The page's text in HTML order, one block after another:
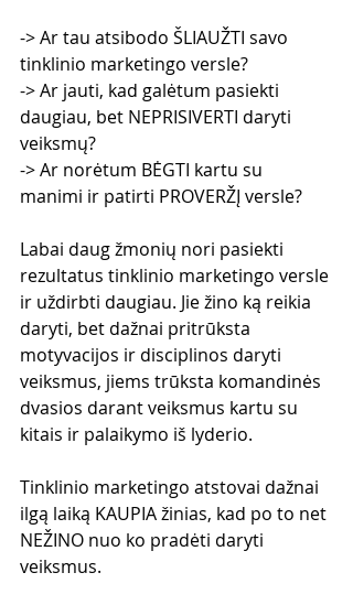
-> Ar tau atsibodo ŠLIAUŽTI savo
tinklinio marketingo versle?
-> Ar jauti, kad galėtum pasiekti
daugiau, bet NEPRISIVERTI daryti
veiksmų?
-> Ar norėtum BĖGTI kartu su
manimi ir patirti PROVERŽĮ versle?
Labai daug žmonių nori pasiekti
rezultatus tinklinio marketingo versle
ir uždirbti daugiau. Jie žino ką reikia
daryti, bet dažnai pritrūksta
motyvacijos ir disciplinos daryti
veiksmus, jiems trūksta komandinės
dvasios darant veiksmus kartu su
kitais ir palaikymo iš lyderio.
Tinklinio marketingo atstovai dažnai
ilgą laiką KAUPIA žinias, kad po to net
NEŽINO nuo ko pradėti daryti
veiksmus.